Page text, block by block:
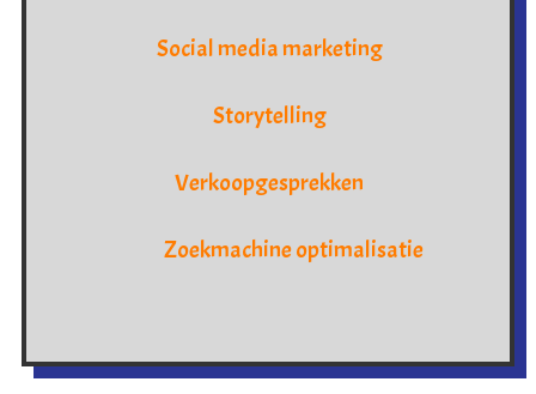
Social media marketing
Storytelling
Verkoopgesprekken
Zoekmachine optimalisatie